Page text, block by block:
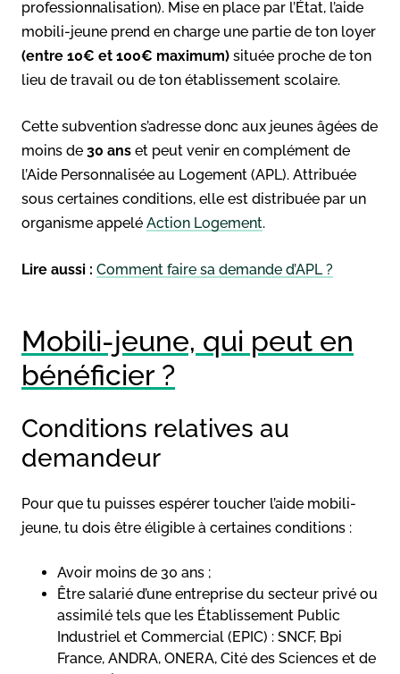
professionnalisation). Mise en place par l’État, l’aide
mobili-jeune prend en charge une partie de ton loyer
(entre 10€ et 100€ maximum) située proche de ton
lieu de travail ou de ton établissement scolaire.
Cette subvention s’adresse donc aux jeunes âgées de
moins de 30 ans et peut venir en complément de
l’Aide Personnalisée au Logement (APL). Attribuée
sous certaines conditions, elle est distribuée par un
organisme appelé Action Logement.
Lire aussi : Comment faire sa demande d’APL ?
Mobili-jeune, qui peut en
bénéficier ?
Conditions relatives au
demandeur
Pour que tu puisses espérer toucher l’aide mobili-
jeune, tu dois être éligible à certaines conditions :
Avoir moins de 30 ans ;
Être salarié d’une entreprise du secteur privé ou
assimilé tels que les Établissement Public
Industriel et Commercial (EPIC) : SNCF, Bpi
France, ANDRA, ONERA, Cité des Sciences et de